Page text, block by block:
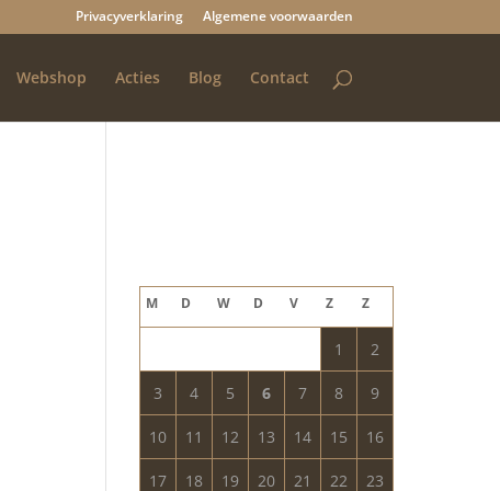
Privacyverklaring Algemene voorwaarden
Webshop Acties Blog Contact
M D W D V Z Z
1 2
3 4 5 6 7 8 9
10 11 12 13 14 15 16
17 18 19 20 21 22 23